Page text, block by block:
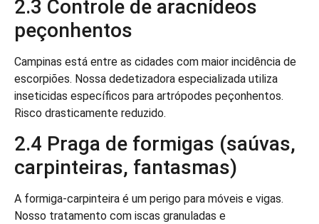
2.3 Controle de aracnídeos
peçonhentos
Campinas está entre as cidades com maior incidência de
escorpiões. Nossa dedetizadora especializada utiliza
inseticidas específicos para artrópodes peçonhentos.
Risco drasticamente reduzido.
2.4 Praga de formigas (saúvas,
carpinteiras, fantasmas)
A formiga-carpinteira é um perigo para móveis e vigas.
Nosso tratamento com iscas granuladas e